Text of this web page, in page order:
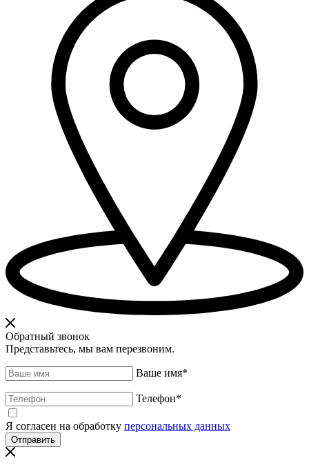
Обратный звонок
Представьтесь, мы вам перезвоним.
Ваше имя*
Телефон*
Я согласен на обработку персональных данных